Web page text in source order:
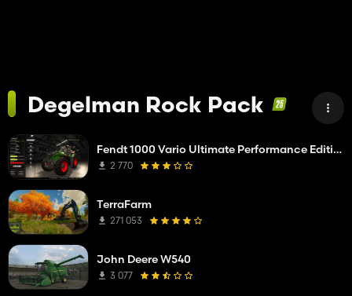
Degelman Rock Pack
Fendt 1000 Vario Ultimate Performance Edition
2 770
TerraFarm
271 053
John Deere W540
3 077